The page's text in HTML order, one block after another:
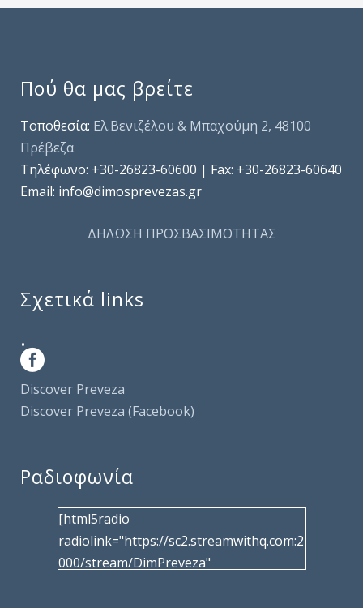
Πού θα μας βρείτε
Τοποθεσία: Ελ.Βενιζέλου & Μπαχούμη 2, 48100
Πρέβεζα
Τηλέφωνo: +30-26823-60600 | Fax: +30-26823-60640
Email: info@dimosprevezas.gr
ΔΗΛΩΣΗ ΠΡΟΣΒΑΣΙΜΟΤΗΤΑΣ
Σχετικά links
.
Discover Preveza
Discover Preveza (Facebook)
Ραδιοφωνία
[html5radio
radiolink="https://sc2.streamwithq.com:2
000/stream/DimPreveza"